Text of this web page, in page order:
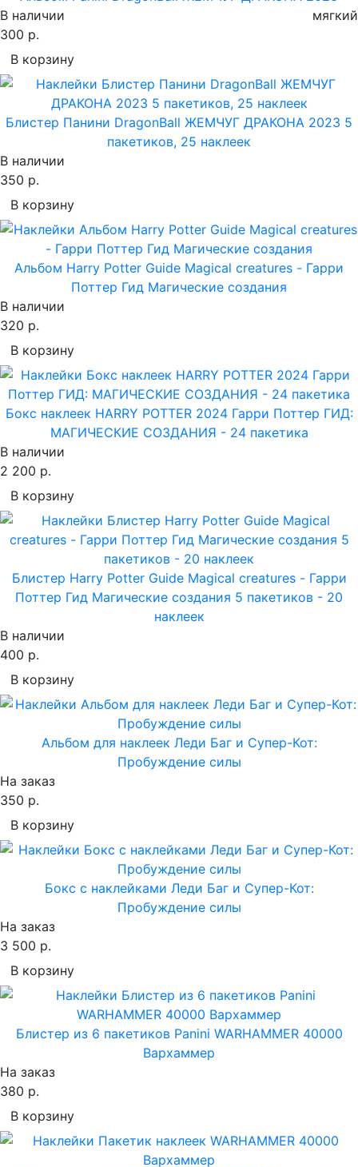
В наличии
мягкий
300 р.
В корзину
Блистер Панини DragonBall ЖЕМЧУГ ДРАКОНА 2023 5
пакетиков, 25 наклеек
В наличии
350 р.
В корзину
Альбом Harry Potter Guide Magical creatures - Гарри
Поттер Гид Магические создания
В наличии
320 р.
В корзину
Бокс наклеек HARRY POTTER 2024 Гарри Поттер ГИД:
МАГИЧЕСКИЕ СОЗДАНИЯ - 24 пакетика
В наличии
2 200 р.
В корзину
Блистер Harry Potter Guide Magical creatures - Гарри
Поттер Гид Магические создания 5 пакетиков - 20
наклеек
В наличии
400 р.
В корзину
Альбом для наклеек Леди Баг и Супер-Кот:
Пробуждение силы
На заказ
350 р.
В корзину
Бокс с наклейками Леди Баг и Супер-Кот:
Пробуждение силы
На заказ
3 500 р.
В корзину
Блистер из 6 пакетиков Panini WARHAMMER 40000
Вархаммер
На заказ
380 р.
В корзину